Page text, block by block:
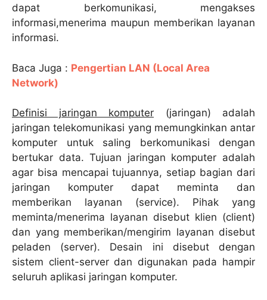
dapat berkomunikasi, mengakses
informasi,menerima maupun memberikan layanan
informasi.
Baca Juga : Pengertian LAN (Local Area
Network)
Definisi jaringan komputer (jaringan) adalah
jaringan telekomunikasi yang memungkinkan antar
komputer untuk saling berkomunikasi dengan
bertukar data. Tujuan jaringan komputer adalah
agar bisa mencapai tujuannya, setiap bagian dari
jaringan komputer dapat meminta dan
memberikan layanan (service). Pihak yang
meminta/menerima layanan disebut klien (client)
dan yang memberikan/mengirim layanan disebut
peladen (server). Desain ini disebut dengan
sistem client-server dan digunakan pada hampir
seluruh aplikasi jaringan komputer.